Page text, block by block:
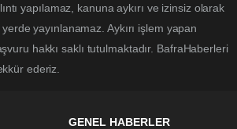
yapılamaz, kanuna aykırı ve izinsiz olarak
yayınlanamaz. Aykırı işlem yapan
hakkı saklı tutulmaktadır. BafraHaberleri
ederiz.
GENEL HABERLER